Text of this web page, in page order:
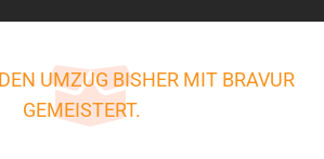
UMZUG BISHER MIT BRAVUR
GEMEISTERT.